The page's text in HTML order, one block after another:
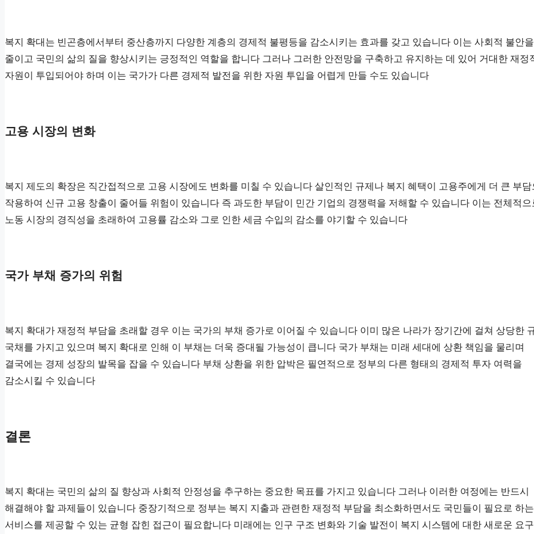
복지 확대는 빈곤층에서부터 중산층까지 다양한 계층의 경제적 불평등을 감소시키는 효과를 갖고 있습니다 이는 사회적 불안을
줄이고 국민의 삶의 질을 향상시키는 긍정적인 역할을 합니다 그러나 그러한 안전망을 구축하고 유지하는 데 있어 거대한 재정
자원이 투입되어야 하며 이는 국가가 다른 경제적 발전을 위한 자원 투입을 어렵게 만들 수도 있습니다
고용 시장의 변화
복지 제도의 확장은 직간접적으로 고용 시장에도 변화를 미칠 수 있습니다 살인적인 규제나 복지 혜택이 고용주에게 더 큰 부담
작용하여 신규 고용 창출이 줄어들 위험이 있습니다 즉 과도한 부담이 민간 기업의 경쟁력을 저해할 수 있습니다 이는 전체적으
노동 시장의 경직성을 초래하여 고용률 감소와 그로 인한 세금 수입의 감소를 야기할 수 있습니다
국가 부채 증가의 위험
복지 확대가 재정적 부담을 초래할 경우 이는 국가의 부채 증가로 이어질 수 있습니다 이미 많은 나라가 장기간에 걸쳐 상당한
국채를 가지고 있으며 복지 확대로 인해 이 부채는 더욱 증대될 가능성이 큽니다 국가 부채는 미래 세대에 상환 책임을 물리며
결국에는 경제 성장의 발목을 잡을 수 있습니다 부채 상환을 위한 압박은 필연적으로 정부의 다른 형태의 경제적 투자 여력을
감소시킬 수 있습니다
결론
복지 확대는 국민의 삶의 질 향상과 사회적 안정성을 추구하는 중요한 목표를 가지고 있습니다 그러나 이러한 여정에는 반드시
해결해야 할 과제들이 있습니다 중장기적으로 정부는 복지 지출과 관련한 재정적 부담을 최소화하면서도 국민들이 필요로 하는
서비스를 제공할 수 있는 균형 잡힌 접근이 필요합니다 미래에는 인구 구조 변화와 기술 발전이 복지 시스템에 대한 새로운 요